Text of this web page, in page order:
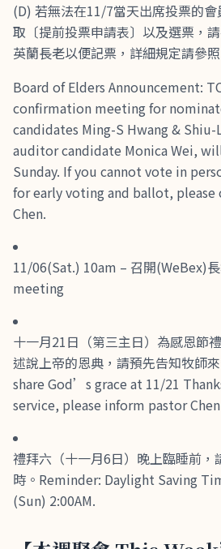
(D) 若無法在11/7當天出席投票的
取〔提前投票申請表〕以及選票，
英蘭長老以便記票，詳細規定請參
Board of Elders Announcement:
confirmation meeting for
candidates Ming-S Hwang &
auditor candidate Monica Wei,
Sunday. If you cannot vote in
for early voting and ballot, please
Chen.
11/06(Sat.) 10am – 召開(WeBex)
meeting
十一月21日（第三主日）為感恩節
述說上帝的恩典，請預先告知牧師
share God’s grace at 11/21
service, please inform pastor
禮拜六（十一月6日）晚上臨睡前，
時。Reminder: Daylight Saving
(Sun) 2:00AM.